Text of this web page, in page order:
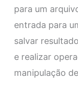
para um
entrada para
salvar
e realizar
manipulação